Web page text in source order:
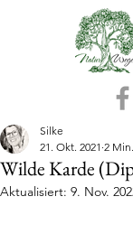
Wilde Karde
Silke
21. Okt. 2021 2
Aktualisiert: 9. Nov.